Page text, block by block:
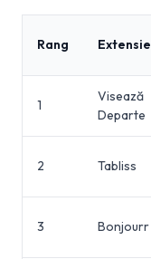
Rang Extensie
1
Visează
Departe
2 Tabliss
3 Bonjourr